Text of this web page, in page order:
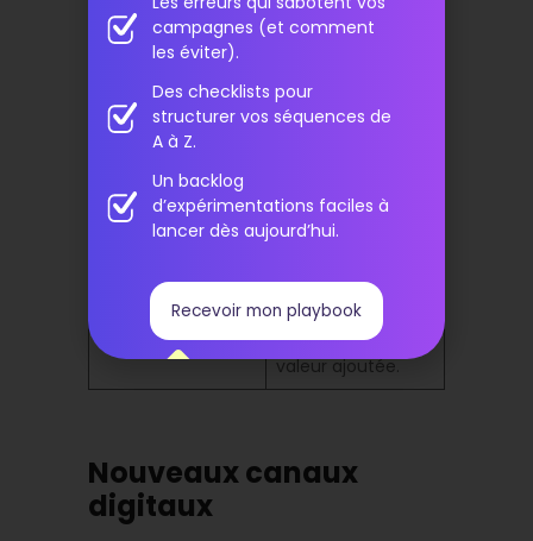
l’image de
Services mobiles,
accès 24/7
Tes clients
accèdent aux
augmente leur
satisfaction.
Automatisation
des tâches
et tu libères du
temps pour des
tâches à forte
valeur ajoutée.
Nouveaux canaux
digitaux
campagnes (et comment
les éviter).
Des checklists pour
structurer vos séquences de
A à Z.
Un backlog
d’expérimentations faciles à
lancer dès aujourd’hui.
Recevoir mon playbook